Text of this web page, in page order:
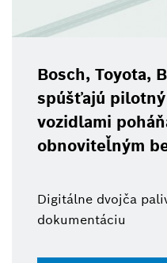
Bosch, Toyota,
spúšťajú
vozidlami
obnoviteľným
Digitálne dvojča
dokumentáciu